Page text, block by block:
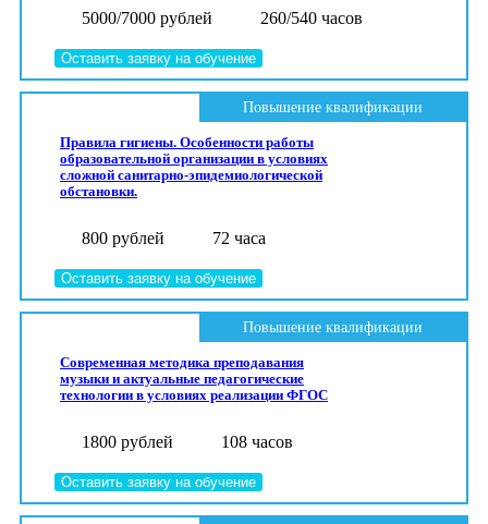
5000/7000 рублей 260/540 часов
Оставить заявку на обучение
Правила гигиены. Особенности работы
образовательной организации в условиях
сложной санитарно-эпидемиологической
обстановки.
800 рублей 72 часа
Оставить заявку на обучение
Повышение квалификации
Современная методика преподавания
музыки и актуальные педагогические
технологии в условиях реализации ФГОС
1800 рублей 108 часов
Оставить заявку на обучение
Повышение квалификации